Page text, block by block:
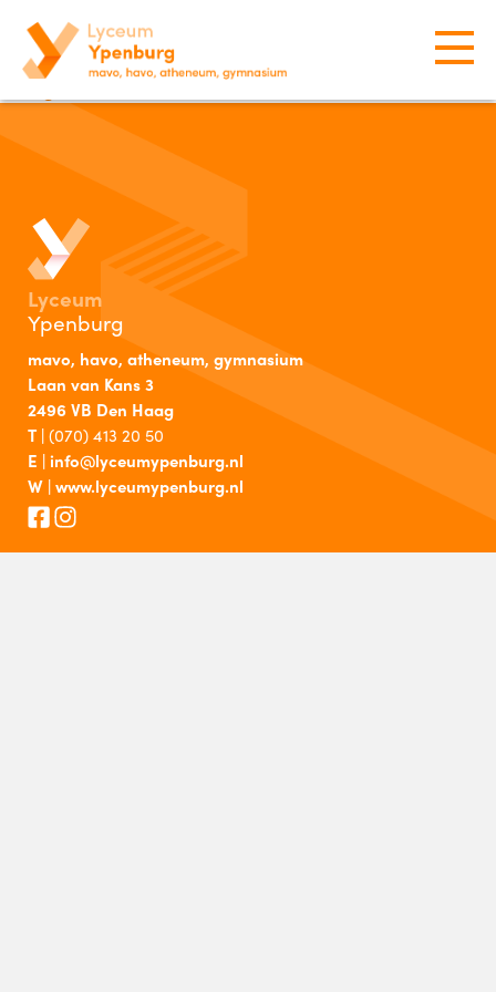
Er is een fout opgetreden bij het laden van het
item. Neem contact op met de beheerder ofga
terug naar het nieuwsoverzicht.
Lyceum
Ypenburg
mavo, havo, atheneum, gymnasium
Laan van Kans 3
2496 VB Den Haag
T |(070) 413 20 50
E |info@lyceumypenburg.nl
W |www.lyceumypenburg.nl